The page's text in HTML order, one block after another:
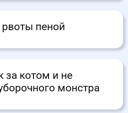
рвоты пеной
за котом и не
монстра